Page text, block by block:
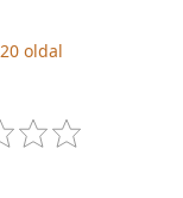
20 oldal